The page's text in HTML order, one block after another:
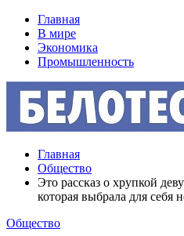
Главная
В мире
Экономика
Промышленность
Главная
Общество
Это рассказ о хрупкой
которая выбрала для себя
Общество